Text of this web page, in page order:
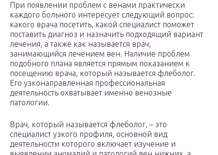
При появлении проблем с венами практически
каждого больного интересует следующий вопрос:
какого врача посетить, какой специалист поможет
поставить диагноз и назначить подходящий вариант
лечения, а также как называется врач,
занимающийся лечением вен. Наличие проблем
подобного плана является прямым показанием к
посещению врача, который называется флеболог.
Его узконаправленная профессиональная
деятельность охватывает именно венозные
патологии.
Врач, который называется флеболог, – это
специалист узкого профиля, основной вид
деятельности которого включает изучение и